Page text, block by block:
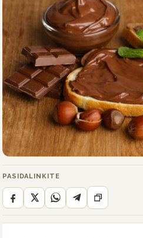
PASIDALINKITE